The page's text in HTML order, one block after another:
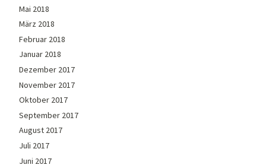
Mai 2018
März 2018
Februar 2018
Januar 2018
Dezember 2017
November 2017
Oktober 2017
September 2017
August 2017
Juli 2017
Juni 2017